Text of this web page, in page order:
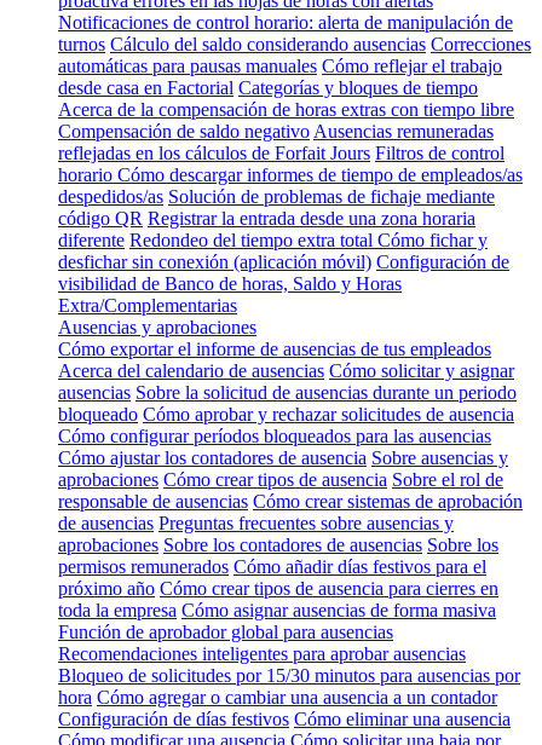
Notificaciones de control horario: alerta de manipulación de
turnos Cálculo del saldo considerando ausencias Correcciones
automáticas para pausas manuales Cómo reflejar el trabajo
desde casa en Factorial Categorías y bloques de tiempo
Acerca de la compensación de horas extras con tiempo libre
Compensación de saldo negativo Ausencias remuneradas
reflejadas en los cálculos de Forfait Jours Filtros de control
horario Cómo descargar informes de tiempo de empleados/as
despedidos/as Solución de problemas de fichaje mediante
código QR Registrar la entrada desde una zona horaria
diferente Redondeo del tiempo extra total Cómo fichar y
desfichar sin conexión (aplicación móvil) Configuración de
visibilidad de Banco de horas, Saldo y Horas
Extra/Complementarias
Ausencias y aprobaciones
Cómo exportar el informe de ausencias de tus empleados
Acerca del calendario de ausencias Cómo solicitar y asignar
ausencias Sobre la solicitud de ausencias durante un periodo
bloqueado Cómo aprobar y rechazar solicitudes de ausencia
Cómo configurar períodos bloqueados para las ausencias
Cómo ajustar los contadores de ausencia Sobre ausencias y
aprobaciones Cómo crear tipos de ausencia Sobre el rol de
responsable de ausencias Cómo crear sistemas de aprobación
de ausencias Preguntas frecuentes sobre ausencias y
aprobaciones Sobre los contadores de ausencias Sobre los
permisos remunerados Cómo añadir días festivos para el
próximo año Cómo crear tipos de ausencia para cierres en
toda la empresa Cómo asignar ausencias de forma masiva
Función de aprobador global para ausencias
Recomendaciones inteligentes para aprobar ausencias
Bloqueo de solicitudes por 15/30 minutos para ausencias por
hora Cómo agregar o cambiar una ausencia a un contador
Configuración de días festivos Cómo eliminar una ausencia
Cómo modificar una ausencia Cómo solicitar una baja por